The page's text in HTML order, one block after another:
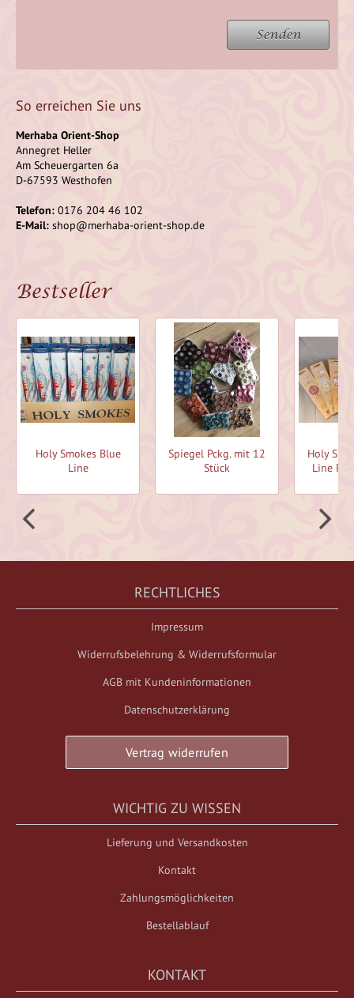
Senden
So erreichen Sie uns
Merhaba Orient-Shop
Annegret Heller
Am Scheuergarten 6a
D-67593 Westhofen
Telefon: 0176 204 46 102
E-Mail: shop@merhaba-orient-shop.de
Bestseller
Holy Smokes Blue
Line
Spiegel Pckg. mit 12
Stück
Holy
Line
RECHTLICHES
Impressum
Widerrufsbelehrung & Widerrufsformular
AGB mit Kundeninformationen
Datenschutzerklärung
Vertrag widerrufen
WICHTIG ZU WISSEN
Lieferung und Versandkosten
Kontakt
Zahlungsmöglichkeiten
Bestellablauf
KONTAKT